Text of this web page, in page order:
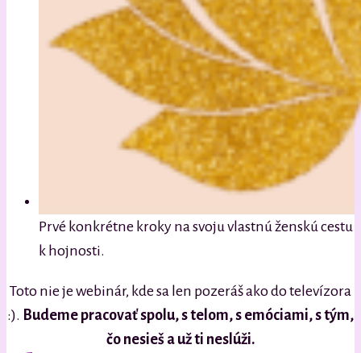
Prvé konkrétne kroky na svoju vlastnú ženskú cestu
k hojnosti.
Toto nie je webinár, kde sa len pozeráš ako do televízora
:). Budeme pracovať spolu, s telom, s emóciami, s tým,
čo nesieš a už ti neslúži.